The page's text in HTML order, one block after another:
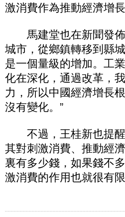
激消費作為推動經濟增
馬建堂也在新聞發佈
城市，從鄉鎮轉移到縣
是一個量級的增加。工
化在深化，通過改革，
力，所以中國經濟增長
沒有變化。”
不過，王桂新也提醒
其對刺激消費、推動經
裏有多少錢，如果錢不
激消費的作用也就很有